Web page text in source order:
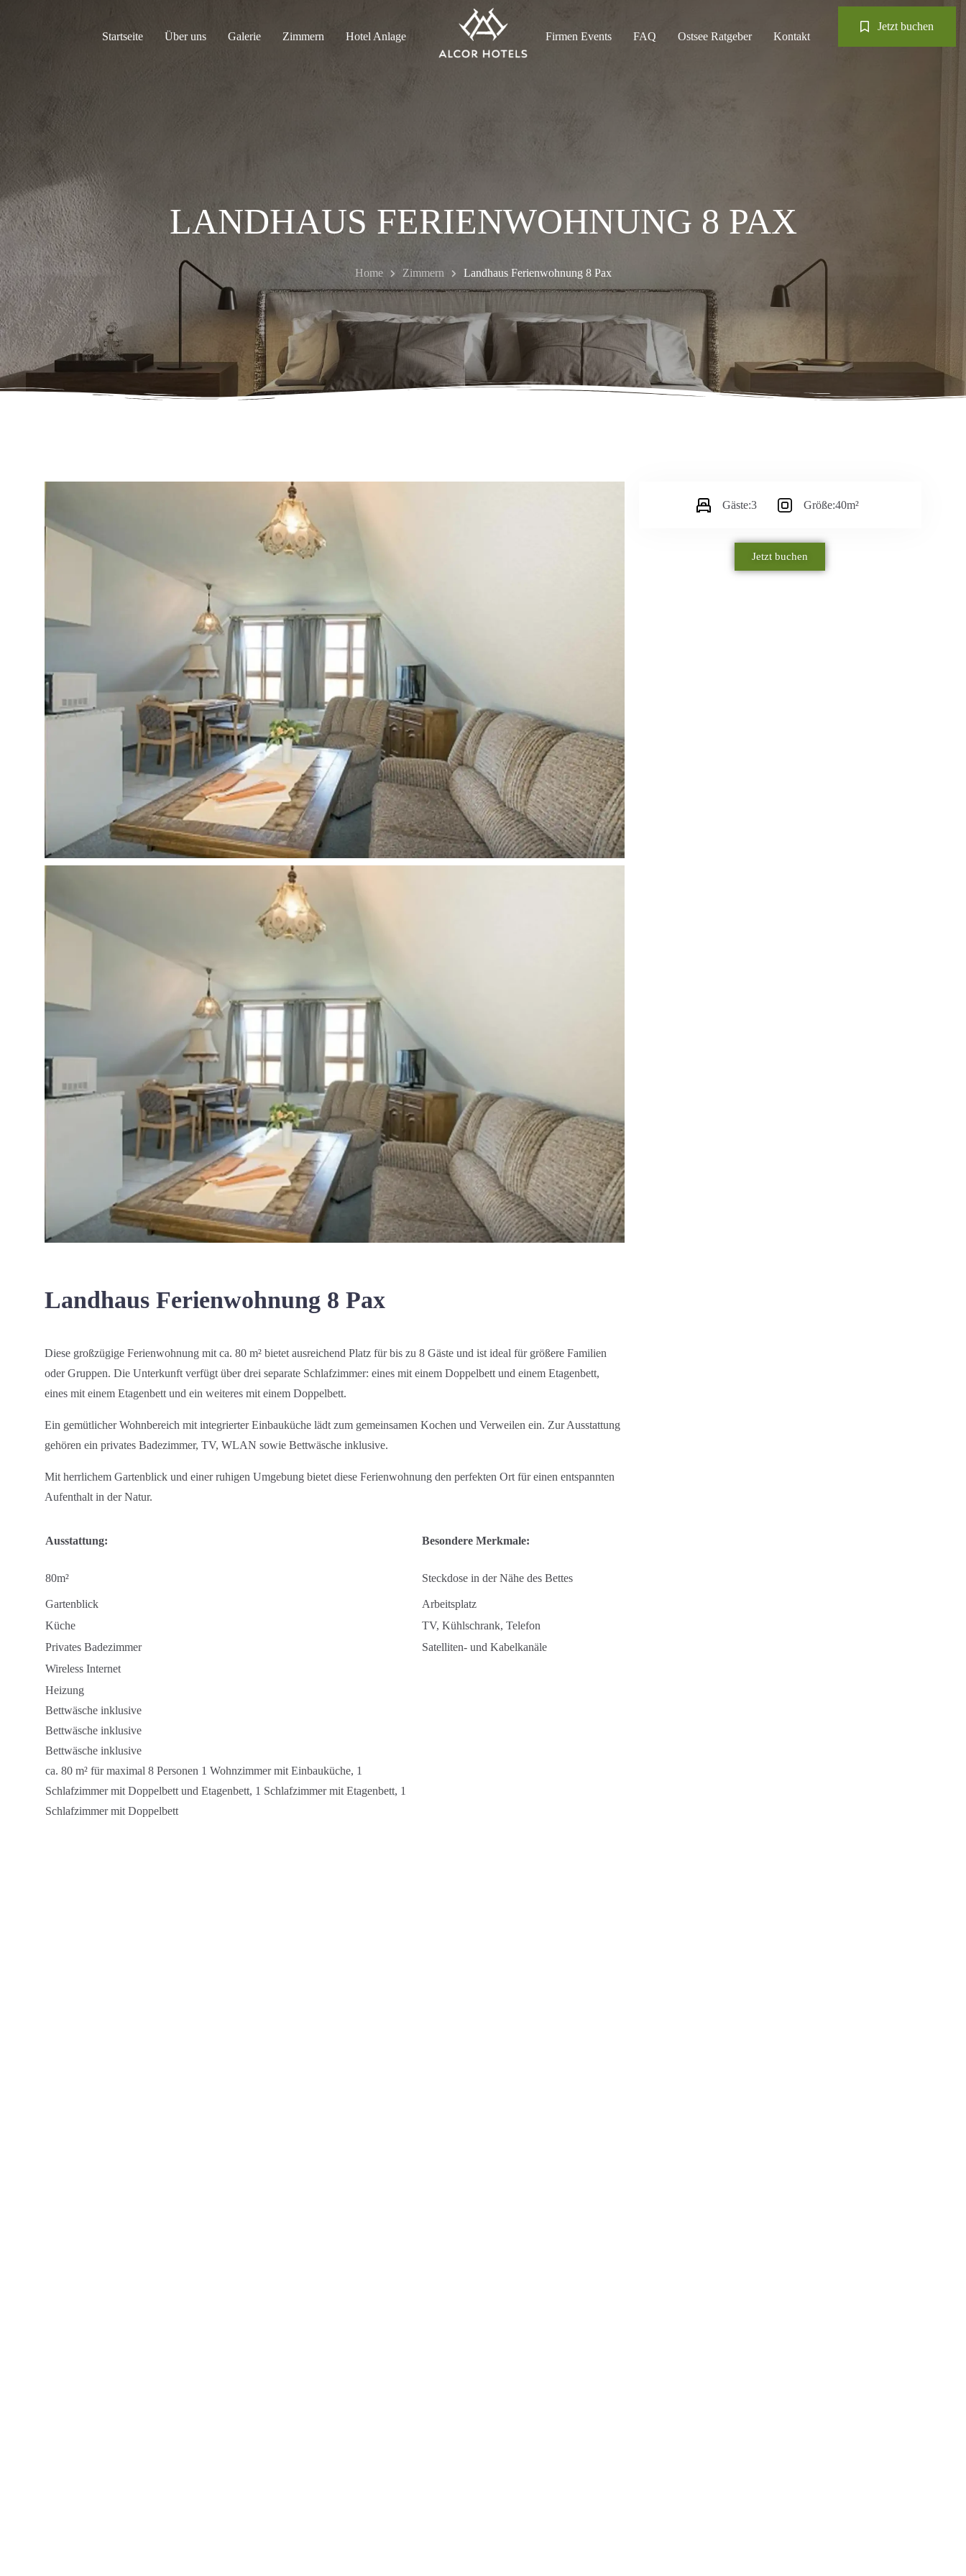
Startseite Über uns Galerie Zimmern Hotel Anlage Firmen Events FAQ Ostsee Ratgeber Kontakt
Jetzt buchen
LANDHAUS FERIENWOHNUNG 8 PAX
Home Zimmern Landhaus Ferienwohnung 8 Pax
Landhaus Ferienwohnung 8 Pax
Diese großzügige Ferienwohnung mit ca. 80 m² bietet ausreichend Platz für bis zu 8 Gäste und ist ideal für größere Familien
oder Gruppen. Die Unterkunft verfügt über drei separate Schlafzimmer: eines mit einem Doppelbett und einem Etagenbett,
eines mit einem Etagenbett und ein weiteres mit einem Doppelbett.
Ein gemütlicher Wohnbereich mit integrierter Einbauküche lädt zum gemeinsamen Kochen und Verweilen ein. Zur Ausstattung
gehören ein privates Badezimmer, TV, WLAN sowie Bettwäsche inklusive.
Mit herrlichem Gartenblick und einer ruhigen Umgebung bietet diese Ferienwohnung den perfekten Ort für einen entspannten
Aufenthalt in der Natur.
Ausstattung: Besondere Merkmale:
80m² Steckdose in der Nähe des Bettes
Gartenblick
Arbeitsplatz
Küche
TV, Kühlschrank, Telefon
Privates Badezimmer
Satelliten- und Kabelkanäle
Wireless Internet
Heizung
Bettwäsche inklusive
Bettwäsche inklusive
Bettwäsche inklusive
ca. 80 m² für maximal 8 Personen 1 Wohnzimmer mit Einbauküche, 1
Schlafzimmer mit Doppelbett und Etagenbett, 1 Schlafzimmer mit Etagenbett, 1
Schlafzimmer mit Doppelbett
Gäste:3 Größe:40m²
Jetzt buchen